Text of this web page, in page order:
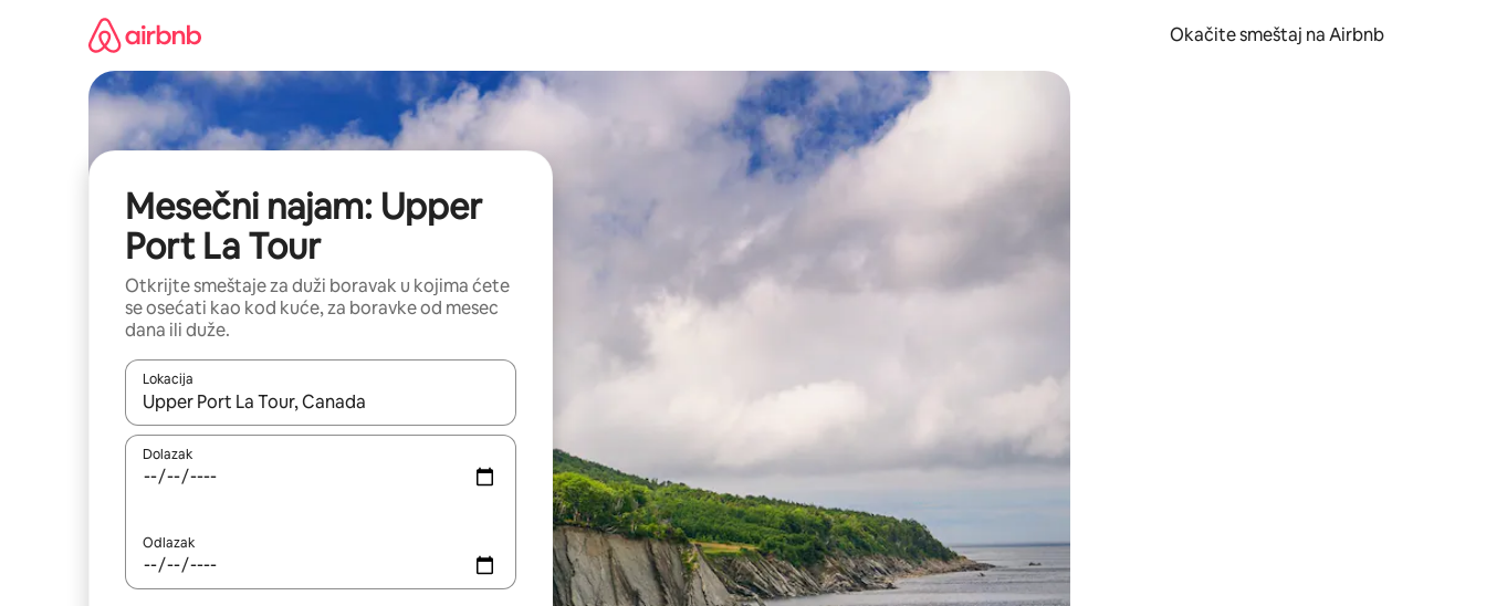
Okačite smeštaj na Airbnb
Mesečni najam: Upper
Port La Tour
Otkrijte smeštaje za duži boravak u kojima ćete
se osećati kao kod kuće, za boravke od mesec
dana ili duže.
Lokacija
Kad su rezultati dostupni, možete da se krećete kroz njih pomoću strelica nagore i nadole, kao i da ih istražujte dodirom ili prevlačenjem.
Dolazak
Odlazak